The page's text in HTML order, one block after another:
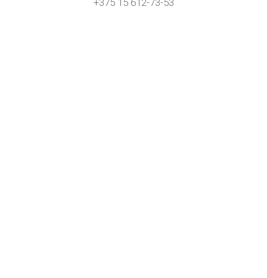
+375 15 612-73-53